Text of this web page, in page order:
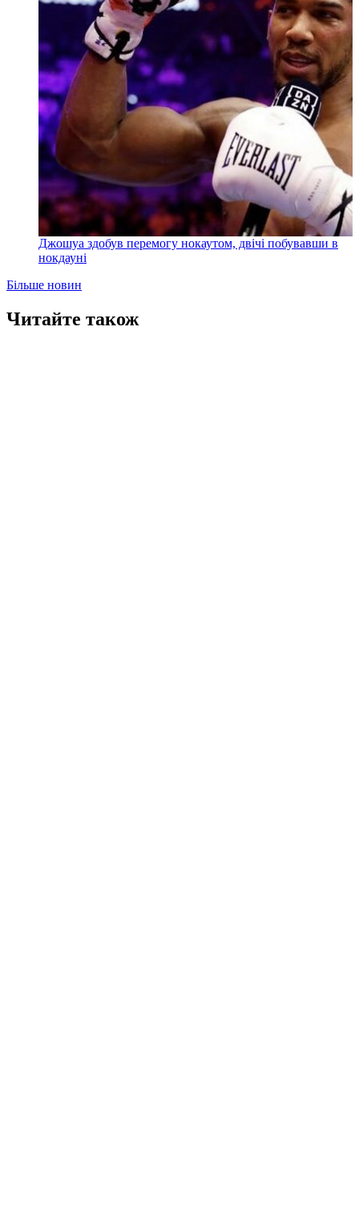
Джошуа здобув перемогу нокаутом, двічі побувавши в
нокдауні
Більше новин
Читайте також